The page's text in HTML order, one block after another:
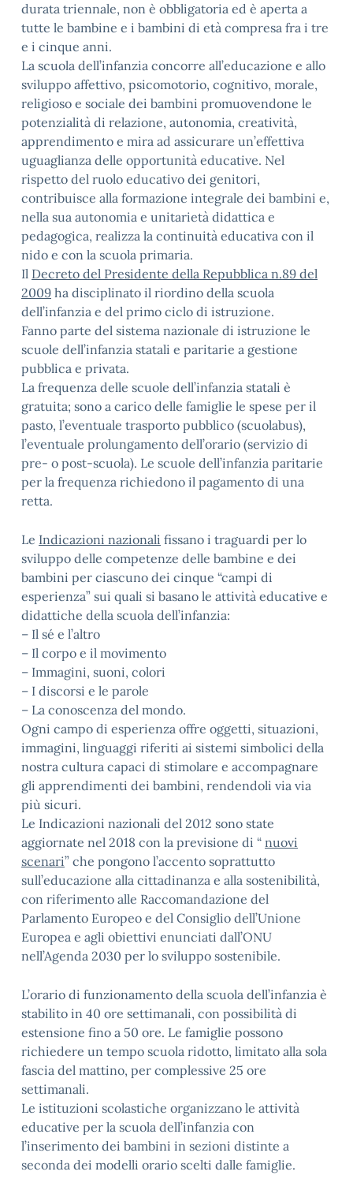
durata triennale, non è obbligatoria ed è aperta a
tutte le bambine e i bambini di età compresa fra i tre
e i cinque anni.
La scuola dell’infanzia concorre all’educazione e allo
sviluppo affettivo, psicomotorio, cognitivo, morale,
religioso e sociale dei bambini promuovendone le
potenzialità di relazione, autonomia, creatività,
apprendimento e mira ad assicurare un’effettiva
uguaglianza delle opportunità educative. Nel
rispetto del ruolo educativo dei genitori,
contribuisce alla formazione integrale dei bambini e,
nella sua autonomia e unitarietà didattica e
pedagogica, realizza la continuità educativa con il
nido e con la scuola primaria.
Il Decreto del Presidente della Repubblica n.89 del
2009 ha disciplinato il riordino della scuola
dell’infanzia e del primo ciclo di istruzione.
Fanno parte del sistema nazionale di istruzione le
scuole dell’infanzia statali e paritarie a gestione
pubblica e privata.
La frequenza delle scuole dell’infanzia statali è
gratuita; sono a carico delle famiglie le spese per il
pasto, l’eventuale trasporto pubblico (scuolabus),
l’eventuale prolungamento dell’orario (servizio di
pre- o post-scuola). Le scuole dell’infanzia paritarie
per la frequenza richiedono il pagamento di una
retta.
Le Indicazioni nazionali fissano i traguardi per lo
sviluppo delle competenze delle bambine e dei
bambini per ciascuno dei cinque “campi di
esperienza” sui quali si basano le attività educative e
didattiche della scuola dell’infanzia:
– Il sé e l’altro
– Il corpo e il movimento
– Immagini, suoni, colori
– I discorsi e le parole
– La conoscenza del mondo.
Ogni campo di esperienza offre oggetti, situazioni,
immagini, linguaggi riferiti ai sistemi simbolici della
nostra cultura capaci di stimolare e accompagnare
gli apprendimenti dei bambini, rendendoli via via
più sicuri.
Le Indicazioni nazionali del 2012 sono state
aggiornate nel 2018 con la previsione di “ nuovi
scenari” che pongono l’accento soprattutto
sull’educazione alla cittadinanza e alla sostenibilità,
con riferimento alle Raccomandazione del
Parlamento Europeo e del Consiglio dell’Unione
Europea e agli obiettivi enunciati dall’ONU
nell’Agenda 2030 per lo sviluppo sostenibile.
L’orario di funzionamento della scuola dell’infanzia è
stabilito in 40 ore settimanali, con possibilità di
estensione fino a 50 ore. Le famiglie possono
richiedere un tempo scuola ridotto, limitato alla sola
fascia del mattino, per complessive 25 ore
settimanali.
Le istituzioni scolastiche organizzano le attività
educative per la scuola dell’infanzia con
l’inserimento dei bambini in sezioni distinte a
seconda dei modelli orario scelti dalle famiglie.